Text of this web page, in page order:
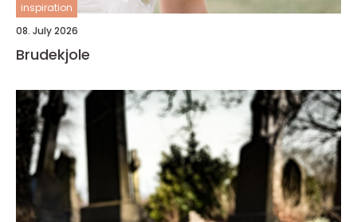
inspiration
08. July 2026
Brudekjole